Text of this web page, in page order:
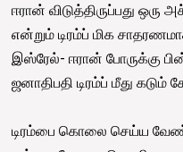
ஈரான் விடுத்திருப்பது
என்றும் டிரம்ப் மிக
இஸ்ரேல்- ஈரான் போருக்கு
ஜனாதிபதி டிரம்ப் மீது
டிரம்பை கொலை செய்ய